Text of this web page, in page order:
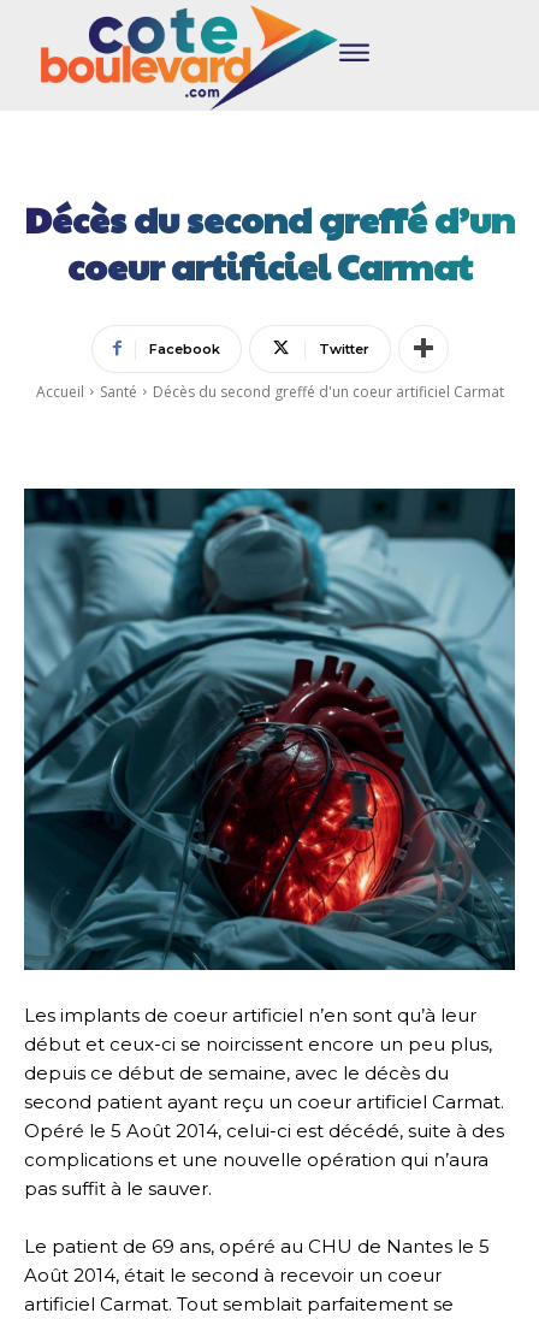
Décès du second greffé d’un
coeur artificiel Carmat
Facebook Twitter
Accueil Santé Décès du second greffé d'un coeur artificiel Carmat
Les implants de coeur artificiel n’en sont qu’à leur
début et ceux-ci se noircissent encore un peu plus,
depuis ce début de semaine, avec le décès du
second patient ayant reçu un coeur artificiel Carmat.
Opéré le 5 Août 2014, celui-ci est décédé, suite à des
complications et une nouvelle opération qui n’aura
pas suffit à le sauver.
Le patient de 69 ans, opéré au CHU de Nantes le 5
Août 2014, était le second à recevoir un coeur
artificiel Carmat. Tout semblait parfaitement se